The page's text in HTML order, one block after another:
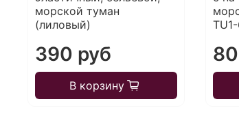
морской туман
(лиловый)
390 руб
В корзину